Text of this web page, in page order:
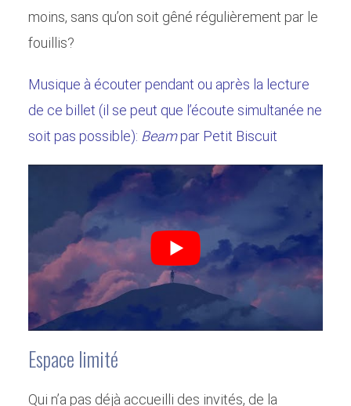
moins, sans qu’on soit gêné régulièrement par le
fouillis?
Musique à écouter pendant ou après la lecture
de ce billet (il se peut que l’écoute simultanée ne
soit pas possible): Beampar Petit Biscuit
Espace limité
Qui n’a pas déjà accueilli des invités, de la